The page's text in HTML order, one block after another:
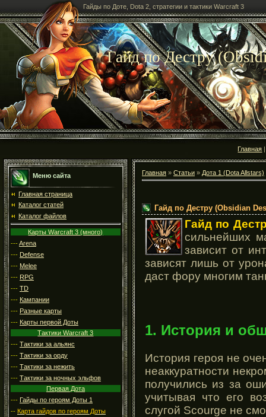
Гайды по Доте, Dota 2, стратегии и тактики Warcraft 3
Гайд по Дестру
Главная
Меню сайта
Главная страница
Каталог статей
Каталог файлов
Карты Warcraft 3 (много)
---Arena
--- Defense
--- Melee
--- RPG
--- TD
--- Кампании
--- Разные карты
--- Карты первой Доты
Тактики Warcraft 3
--- Тактики за альянс
--- Тактики за орду
--- Тактики за нежить
--- Тактики за ночных эльфов
Первая Дота
--- Гайды по героям Доты 1
-- Карта гайдов по героям Доты
Главная » Статьи » Дота 1 (Dota Allstars)
Гайд по Дестру (Obsidian
Гайд по
сильнейших
зависит от
зависят лишь от
даст фору многим
1. История и
История героя не
неаккуратности
получились из за
учитывая что его
слугой Scourge не